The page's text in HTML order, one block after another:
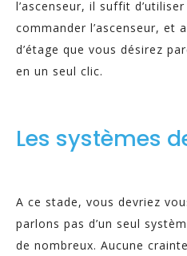
l’ascenseur, il suffit
commander l’ascenseur, et
d’étage que vous désirez
en un seul clic.
Les systèmes
A ce stade, vous devriez
parlons pas d’un seul
de nombreux. Aucune